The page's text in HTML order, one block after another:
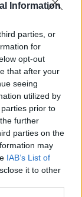
Information
parties, or
for
opt-out
that after your
seeing
utilized by
prior to
further
parties on the
may
IAB’s List of
it to other